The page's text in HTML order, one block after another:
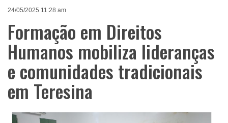
24/05/2025 11:28 am
Formação em Direitos
Humanos mobiliza lideranças
e comunidades tradicionais
em Teresina